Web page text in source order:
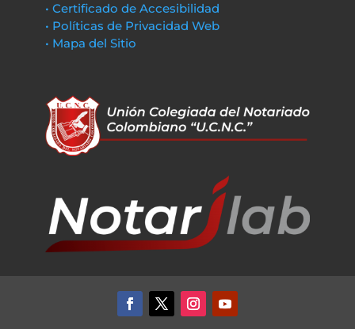
• Certificado de Accesibilidad
• Políticas de Privacidad Web
• Mapa del Sitio